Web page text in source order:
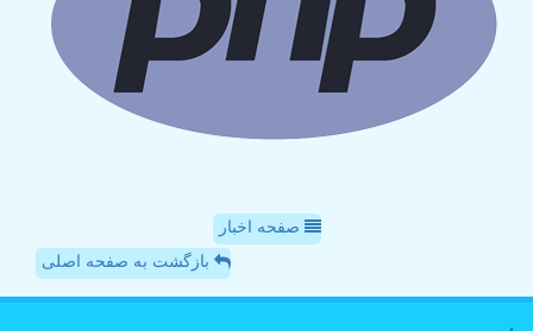
صفحه اخبار
بازگشت به صفحه اصلی